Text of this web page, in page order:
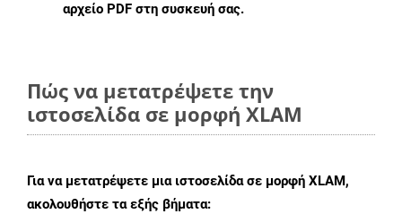
αρχείο PDF στη συσκευή σας.
Πώς να μετατρέψετε την
ιστοσελίδα σε μορφή XLAM
Για να μετατρέψετε μια ιστοσελίδα σε μορφή XLAM,
ακολουθήστε τα εξής βήματα: